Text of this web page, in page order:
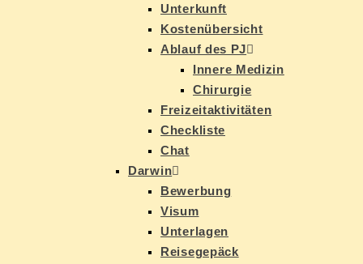
Un­ter­kunft
Kos­ten­über­sicht
Ab­lauf des PJ
In­ne­re Medizin
Chir­ur­gie
Frei­zeit­ak­ti­vi­tä­ten
Check­lis­te
Chat
Dar­win
Be­wer­bung
Vi­sum
Un­ter­la­gen
Rei­se­ge­päck